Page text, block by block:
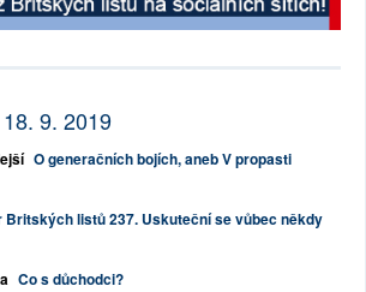
9. 2019
O generačních bojích, aneb V propasti
Britských listů 237. Uskuteční se vůbec někdy
Co s důchodci?